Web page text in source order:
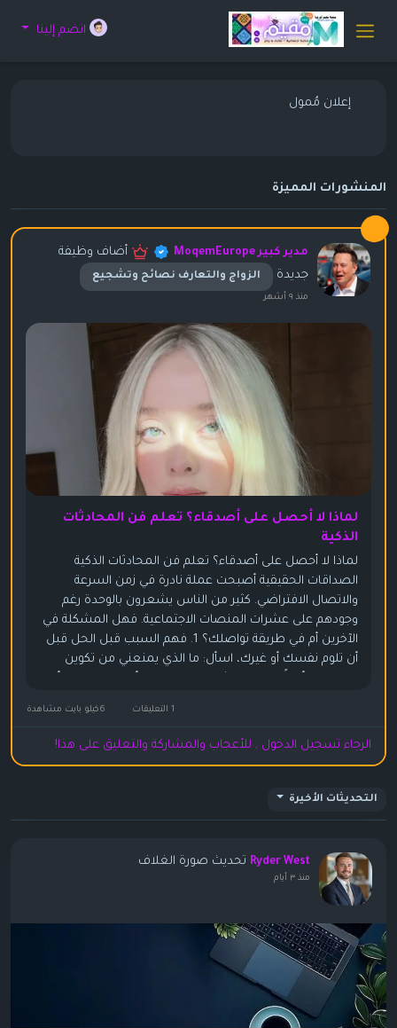
انضم إلينا
إعلان مُمول
المنشورات المميزة
مدير كبير MoqemEurope
أضاف وظيفة
جديدة
الزواج والتعارف نصائح وتشجيع
منذ ٩ أشهر
لماذا لا أحصل على أصدقاء؟ تعلم فن المحادثات
الذكية
لماذا لا أحصل على أصدقاء؟ تعلم فن المحادثات الذكية
الصداقات الحقيقية أصبحت عملة نادرة في زمن السرعة
والاتصال الافتراضي. كثير من الناس يشعرون بالوحدة رغم
وجودهم على عشرات المنصات الاجتماعية. فهل المشكلة في
الآخرين أم في طريقة تواصلك؟ 1. فهم السبب قبل الحل قبل
أن تلوم نفسك أو غيرك، اسأل: ما الذي يمنعني من تكوين
الرجاء تسجيل الدخول , للأعجاب والمشاركة والتعليق على هذا!
التحديثات الأخيرة
Ryder West تحديث صورة الغلاف
منذ ٣ أيام